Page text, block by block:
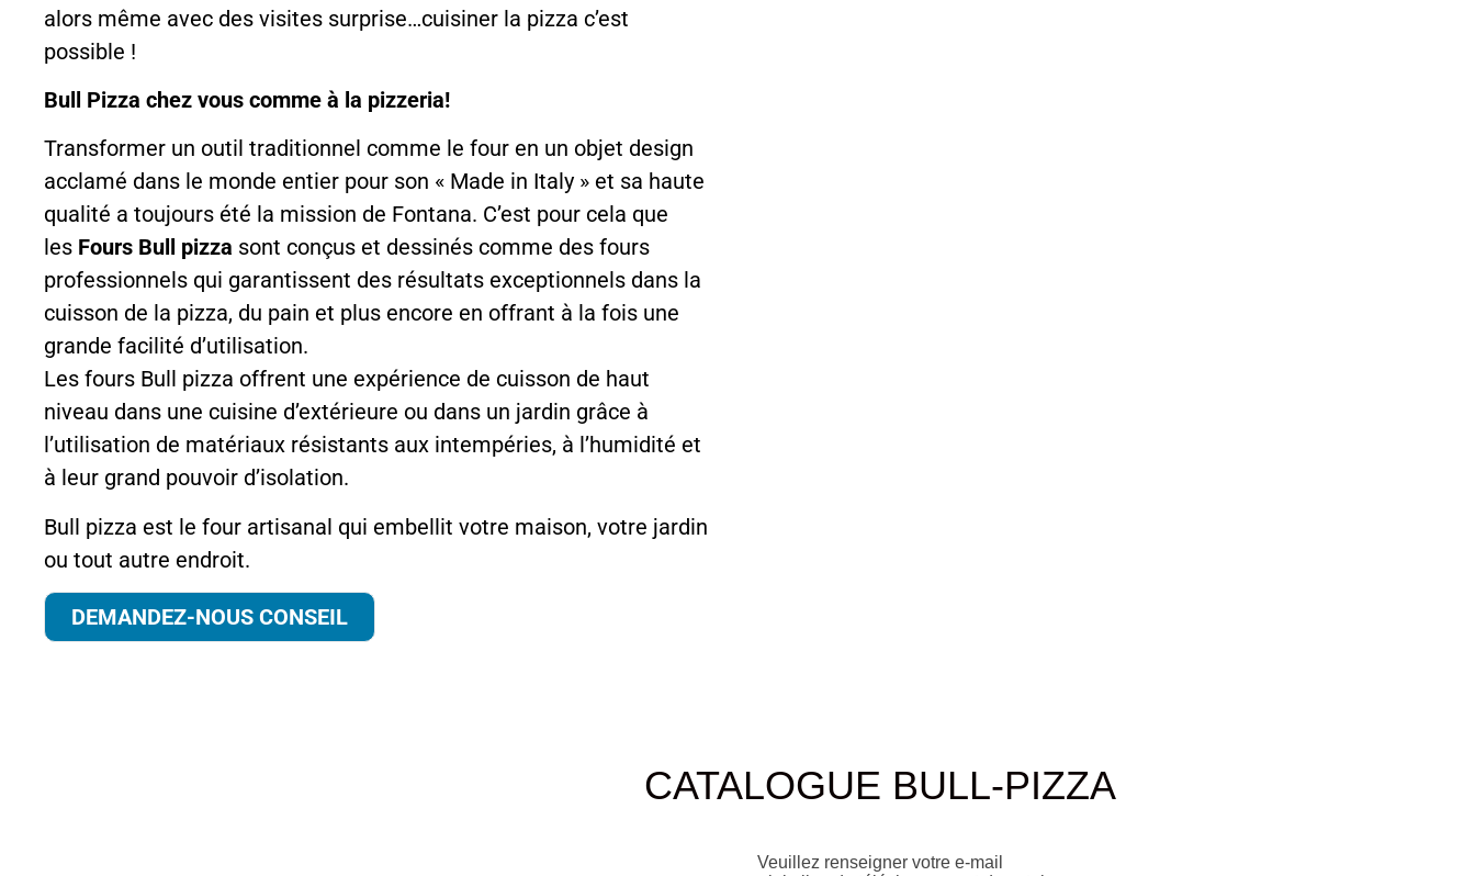
alors même avec des visites surprise…cuisiner la pizza c’est
possible !
Bull Pizza chez vous comme à la pizzeria!
Transformer un outil traditionnel comme le four en un objet design
acclamé dans le monde entier pour son « Made in Italy » et sa haute
qualité a toujours été la mission de Fontana. C’est pour cela que
les Fours Bull pizza sont conçus et dessinés comme des fours
professionnels qui garantissent des résultats exceptionnels dans la
cuisson de la pizza, du pain et plus encore en offrant à la fois une
grande facilité d’utilisation.
Les fours Bull pizza offrent une expérience de cuisson de haut
niveau dans une cuisine d’extérieure ou dans un jardin grâce à
l’utilisation de matériaux résistants aux intempéries, à l’humidité et
à leur grand pouvoir d’isolation.
Bull pizza est le four artisanal qui embellit votre maison, votre jardin
ou tout autre endroit.
DEMANDEZ-NOUS CONSEIL
CATALOGUE BULL-PIZZA
Veuillez renseigner votre e-mail